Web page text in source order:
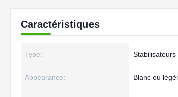
Caractéristiques
Type: Stabilisateurs
Appearance: Blanc ou